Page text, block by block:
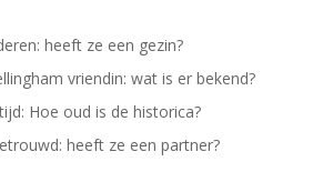
heeft ze een gezin?
vriendin: wat is er bekend?
Hoe oud is de historica?
heeft ze een partner?